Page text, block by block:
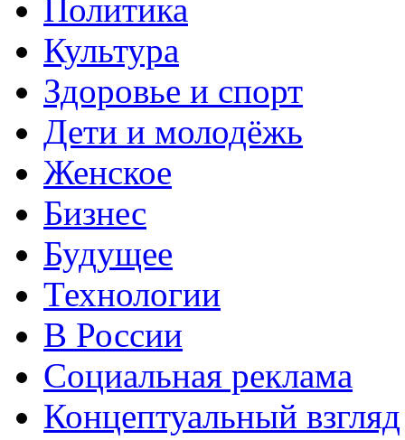
Политика
Культура
Здоровье и спорт
Дети и молодёжь
Женское
Бизнес
Будущее
Технологии
В России
Социальная реклама
Концептуальный взгляд